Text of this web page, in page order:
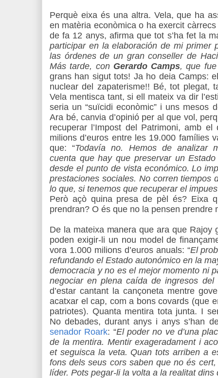
Perquè eixa és una altra. Vela, que ha
en matèria econòmica o ha exercit
de fa 12 anys, afirma que tot s’ha fet la
participar en la elaboración de mi primer
las órdenes de un gran conseller de
Más tarde, con Gerardo Camps, que
grans han sigut tots! Ja ho deia Camps:
nuclear del zapaterisme!! Bé, tot plegat,
Vela mentisca tant, si ell mateix va dir
seria un “suïcidi econòmic” i uns mesos
Ara bé, canvia d’opinió per al que vol,
recuperar l’Impost del Patrimoni, amb
milions d’euros entre les 19.000 famílies
que: “Todavía no. Hemos de analizar
cuenta que hay que preservar un
desde el punto de vista económico. Lo
prestaciones sociales. No corren tiempos
lo que, si tenemos que recuperar el
Però açò quina presa de pèl és? Eixa
prendran? O és que no la pensen prendre
De la mateixa manera que ara que Rajoy
poden exigir-li un nou model de
vora 1.000 milions d’euros anuals: “El
refundando el Estado autonómico en la
democracia y no es el mejor momento ni
negociar en plena caída de ingresos del
d’estar cantant la cançoneta mentre
acatxar el cap, com a bons covards (que
patriotes). Quanta mentira tota junta. I
No debades, durant anys i anys s’han
senador Roark: “El poder no ve d’una
de la mentira. Mentir exageradament i
et seguisca la veta. Quan tots arriben a
fons dels seus cors saben que no és
líder. Pots pegar-li la volta a la realitat dins